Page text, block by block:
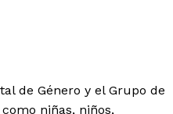
de Género y el Grupo de
niñas, niños,